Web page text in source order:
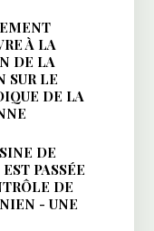
À LA
DE LA
SUR LE
DE LA
DE
PASSÉE
DE
- UNE